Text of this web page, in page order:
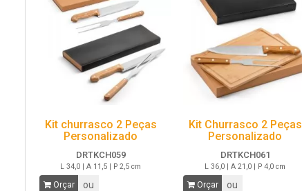
Kit churrasco 2 Peças
Personalizado
DRTKCH059
L 34,0 | A 11,5 | P 2,5 cm
Orçar ou
Kit Churrasco 2 Peças
Personalizado
DRTKCH061
L 36,0 | A 21,0 | P 4,0 cm
Orçar ou